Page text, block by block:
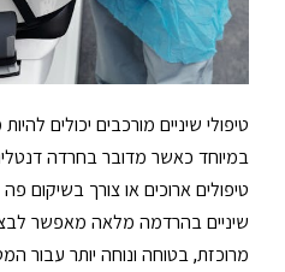
טיפולי שיניים מורכבים יכולים
במיוחד כאשר מדובר בחרדה
טיפולים ארוכים או צורך בשיקום
שיניים בהרדמה מלאה מאפשר
מרוכזת, בטוחה ונוחה יותר עבור